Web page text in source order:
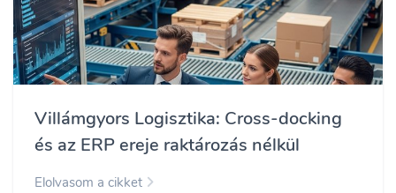
Villámgyors Logisztika: Cross-docking
és az ERP ereje raktározás nélkül
Elolvasom a cikket